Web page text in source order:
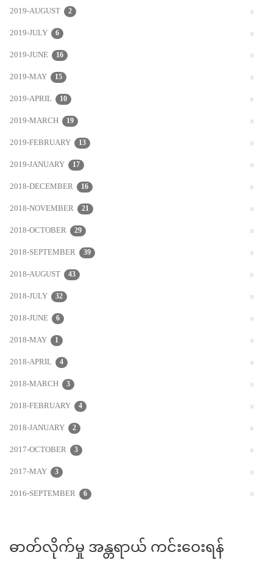
2019-AUGUST 2
2019-JULY 6
2019-JUNE 16
2019-MAY 15
2019-APRIL 10
2019-MARCH 19
2019-FEBRUARY 13
2019-JANUARY 17
2018-DECEMBER 16
2018-NOVEMBER 21
2018-OCTOBER 29
2018-SEPTEMBER 39
2018-AUGUST 43
2018-JULY 32
2018-JUNE 6
2018-MAY 1
2018-APRIL 4
2018-MARCH 3
2018-FEBRUARY 4
2018-JANUARY 2
2017-OCTOBER 3
2017-MAY 3
2016-SEPTEMBER 6
ဓာတ်လိုက်မှု အန္တရာယ် ကင်းဝေးရန်